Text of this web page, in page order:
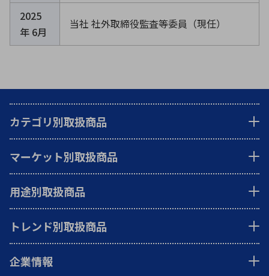
2025
年 6月
当社 社外取締役監査等委員（現任）
カテゴリ別取扱商品
マーケット別取扱商品
用途別取扱商品
トレンド別取扱商品
企業情報